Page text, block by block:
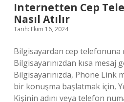
Internetten Cep
Nasıl Atılır
Tarih: Ekim 16, 2024
Bilgisayardan cep telefonuna
Bilgisayarınızdan kısa mesaj
Bilgisayarınızda, Phone Link
bir konuşma başlatmak için,
Kişinin adını veya telefon